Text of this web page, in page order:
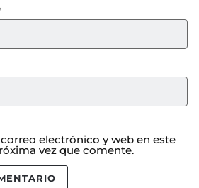
electrónico y web en este
vez que comente.